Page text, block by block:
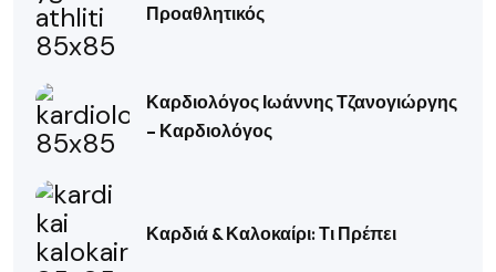
Προαθλητικός
Καρδιολόγος Ιωάννης Τζανογιώργης
– Καρδιολόγος
Καρδιά & Καλοκαίρι: Τι Πρέπει